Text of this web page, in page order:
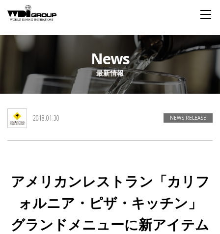
About WDI
WDI STANDARD
私たちが大切にするもの 舞台は世界
Social Responsibility Sustainability
Restaurant
Wedding
News
最新情報
2018.01.30 NEWS RELEASE
アメリカンレストラン「カリフ
ォルニア・ピザ・キッチン」
グランドメニューに新アイテム